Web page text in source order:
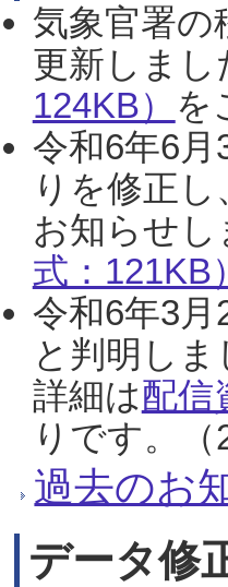
気象官署の
更新しまし
124KB） を
令和6年6
りを修正
お知らせし
式：121KB）
令和6年3
と判明し
詳細は配信
りです。（
過去のお
データ修